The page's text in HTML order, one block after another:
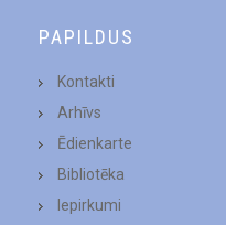
PAPILDUS
Kontakti
Arhīvs
Ēdienkarte
Bibliotēka
Iepirkumi